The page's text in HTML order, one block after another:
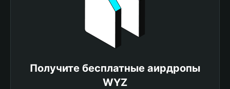
Получите бесплатные аирдропы
WYZ